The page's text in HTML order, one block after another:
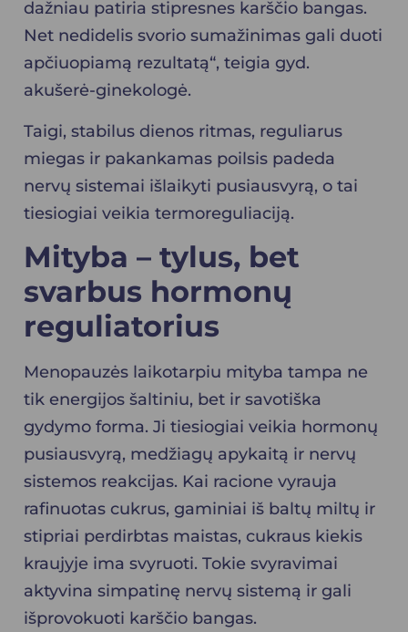
dažniau patiria stipresnes karščio bangas.
Net nedidelis svorio sumažinimas gali duoti
apčiuopiamą rezultatą“, teigia gyd.
akušerė-ginekologė.
Taigi, stabilus dienos ritmas, reguliarus
miegas ir pakankamas poilsis padeda
nervų sistemai išlaikyti pusiausvyrą, o tai
tiesiogiai veikia termoreguliaciją.
Mityba – tylus, bet
svarbus hormonų
reguliatorius
Menopauzės laikotarpiu mityba tampa ne
tik energijos šaltiniu, bet ir savotiška
gydymo forma. Ji tiesiogiai veikia hormonų
pusiausvyrą, medžiagų apykaitą ir nervų
sistemos reakcijas. Kai racione vyrauja
rafinuotas cukrus, gaminiai iš baltų miltų ir
stipriai perdirbtas maistas, cukraus kiekis
kraujyje ima svyruoti. Tokie svyravimai
aktyvina simpatinę nervų sistemą ir gali
išprovokuoti karščio bangas.